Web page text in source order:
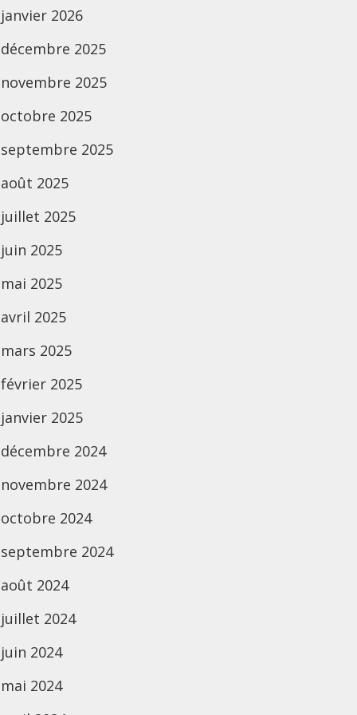
janvier 2026
décembre 2025
novembre 2025
octobre 2025
septembre 2025
août 2025
juillet 2025
juin 2025
mai 2025
avril 2025
mars 2025
février 2025
janvier 2025
décembre 2024
novembre 2024
octobre 2024
septembre 2024
août 2024
juillet 2024
juin 2024
mai 2024